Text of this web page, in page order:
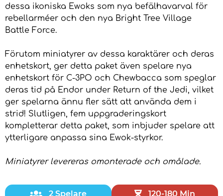
dessa ikoniska Ewoks som nya befälhavarval för
rebellarméer och den nya Bright Tree Village
Battle Force.
Förutom miniatyrer av dessa karaktärer och deras
enhetskort, ger detta paket även spelare nya
enhetskort för C-3PO och Chewbacca som speglar
deras tid på Endor under Return of the Jedi, vilket
ger spelarna ännu fler sätt att använda dem i
strid! Slutligen, fem uppgraderingskort
kompletterar detta paket, som inbjuder spelare att
ytterligare anpassa sina Ewok-styrkor.
Miniatyrer levereras omonterade och omålade.
2 Spelare 120-180 Min